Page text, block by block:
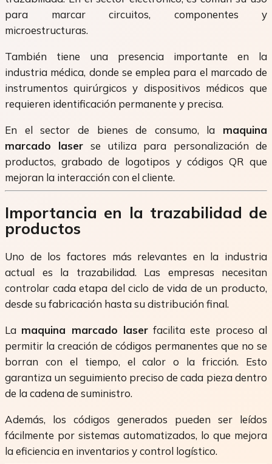
para marcar circuitos, componentes y
microestructuras.
También tiene una presencia importante en la
industria médica, donde se emplea para el marcado de
instrumentos quirúrgicos y dispositivos médicos que
requieren identificación permanente y precisa.
En el sector de bienes de consumo, la maquina
marcado laser se utiliza para personalización de
productos, grabado de logotipos y códigos QR que
mejoran la interacción con el cliente.
Importancia en la trazabilidad de
productos
Uno de los factores más relevantes en la industria
actual es la trazabilidad. Las empresas necesitan
controlar cada etapa del ciclo de vida de un producto,
desde su fabricación hasta su distribución final.
La maquina marcado laserfacilita este proceso al
permitir la creación de códigos permanentes que no se
borran con el tiempo, el calor o la fricción. Esto
garantiza un seguimiento preciso de cada pieza dentro
de la cadena de suministro.
Además, los códigos generados pueden ser leídos
fácilmente por sistemas automatizados, lo que mejora
la eficiencia en inventarios y control logístico.